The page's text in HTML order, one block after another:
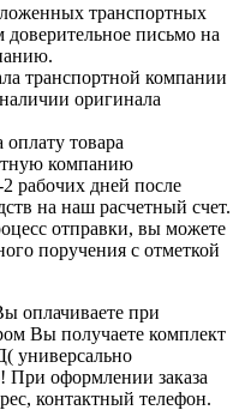
транспортных
письмо на
транспортной компании
оригинала
товара
компанию
рабочих дней после
на наш расчетный счет.
отправки, вы можете
поручения с отметкой
оплачиваете при
Вы получаете комплект
универсально
оформлении заказа
контактный телефон.